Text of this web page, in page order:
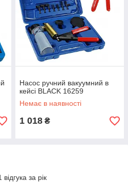
Насос ручний вакуумний в
кейсі BLACK 16259
Немає в наявності
1 018 ₴
за рік